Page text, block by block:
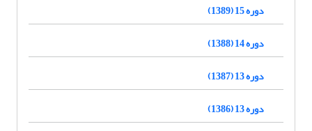
دوره 15 (1389)
دوره 14 (1388)
دوره 13 (1387)
دوره 13 (1386)